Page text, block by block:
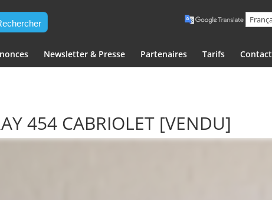
Newsletter & Presse Partenaires Tarifs Contact
454 CABRIOLET [VENDU]